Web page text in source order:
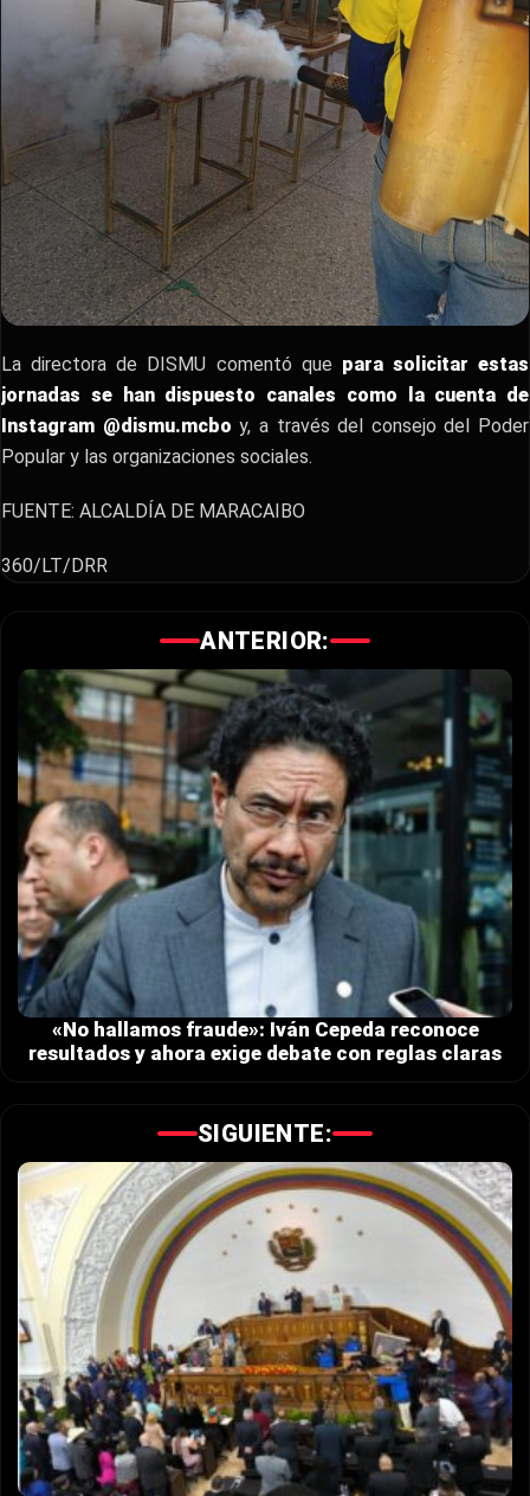
La directora de DISMU comentó que para solicitar estas
jornadas se han dispuesto canales como la cuenta de
Instagram @dismu.mcbo y, a través del consejo del Poder
Popular y las organizaciones sociales.
FUENTE: ALCALDÍA DE MARACAIBO
360/LT/DRR
ANTERIOR:
«No hallamos fraude»: Iván Cepeda reconoce
resultados y ahora exige debate con reglas claras
SIGUIENTE: